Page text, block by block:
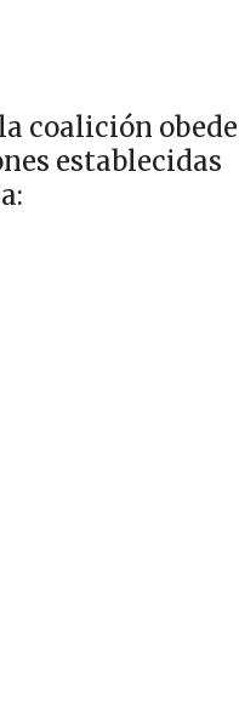
coalición
establecidas